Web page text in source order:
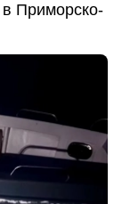
Приморско-